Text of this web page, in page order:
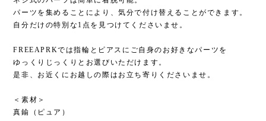
パーツを集めることにより、気分で付け替えることができます。
自分だけの特別な1点を見つけてくださいませ。
FREEAPRKでは指輪とピアスにご自身のお好きなパーツを
ゆっくりじっくりとお選びいただけます。
是非、お近くにお越しの際はお立ち寄りくださいませ。
＜素材＞
真鍮（ピュア）